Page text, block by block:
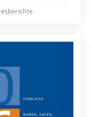
Der
die Kapitel
von
der
der KAS